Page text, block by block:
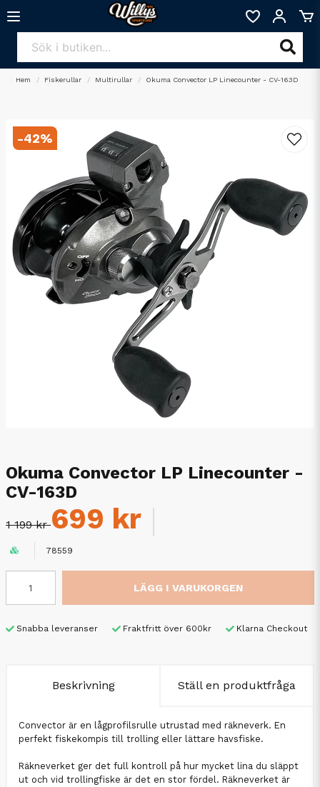
Hem Fiskerullar Multirullar Okuma Convector LP Linecounter - CV-163D
-42%
Okuma Convector LP Linecounter -
CV-163D
1 199 kr699 kr
78559
LÄGG I VARUKORGEN
Snabba leveranser Fraktfritt över 600kr Klarna Checkout
Beskrivning Ställ en produktfråga
Convector är en lågprofilsrulle utrustad med räkneverk. En
perfekt fiskekompis till trolling eller lättare havsfiske.
Räkneverket ger det full kontroll på hur mycket lina du släppt
ut och vid trollingfiske är det en stor fördel. Räkneverket är